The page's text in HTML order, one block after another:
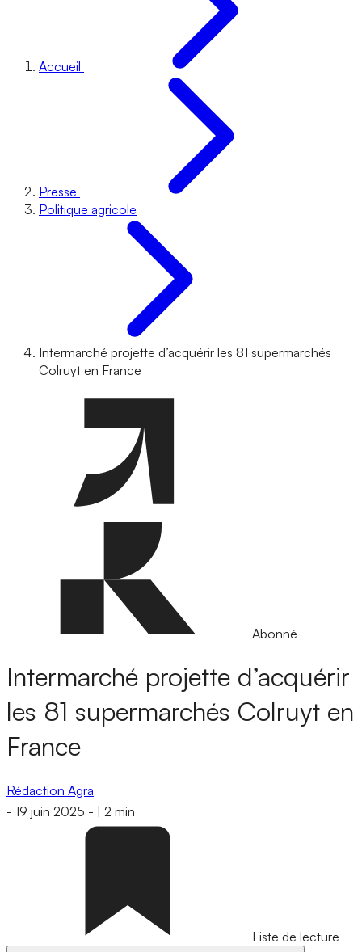
Accueil
Presse
Politique agricole
Intermarché projette d’acquérir les 81 supermarchés
Colruyt en France
Abonné
Intermarché projette d’acquérir
les 81 supermarchés Colruyt en
France
Rédaction Agra
- 19 juin 2025 - 2 min
Liste de lecture